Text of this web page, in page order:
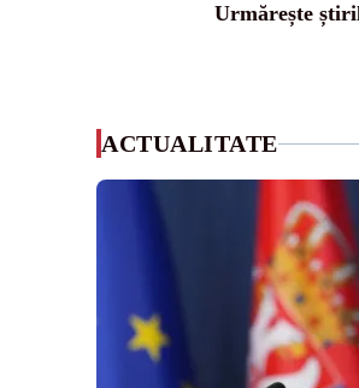
Urmărește
ACTUALITATE